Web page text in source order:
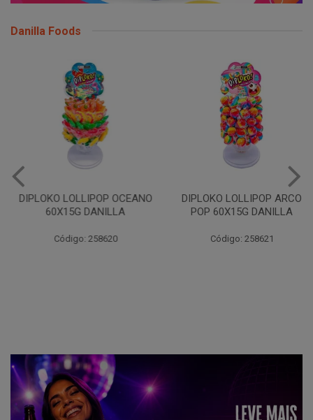
Danilla Foods
DIPLOKO LOLLIPOP OCEANO
60X15G DANILLA
Código: 258620
DIPLOKO LOLLIPOP ARCO
POP 60X15G DANILLA
Código: 258621